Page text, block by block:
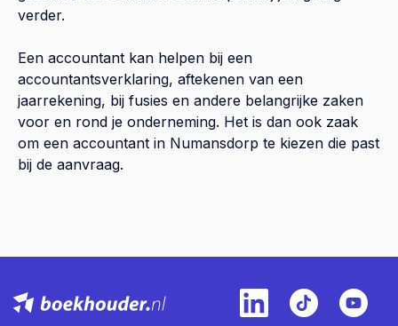
verder.
Een accountant kan helpen bij een
accountantsverklaring, aftekenen van een
jaarrekening, bij fusies en andere belangrijke zaken
voor en rond je onderneming. Het is dan ook zaak
om een accountant in Numansdorp te kiezen die past
bij de aanvraag.